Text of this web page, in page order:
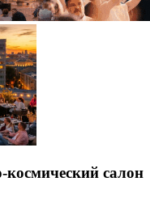
салон